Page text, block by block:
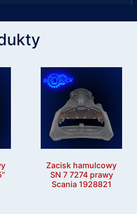
Zacisk hamulcowy
SN 7 7274 prawy
Scania 1928821